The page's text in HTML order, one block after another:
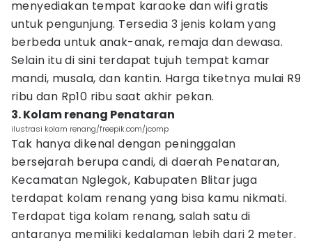
menyediakan tempat karaoke dan wifi gratis
untuk pengunjung. Tersedia 3 jenis kolam yang
berbeda untuk anak-anak, remaja dan dewasa.
Selain itu di sini terdapat tujuh tempat kamar
mandi, musala, dan kantin. Harga tiketnya mulai R9
ribu dan Rp10 ribu saat akhir pekan.
3. Kolam renang Penataran
ilustrasi kolam renang/freepik.com/jcomp
Tak hanya dikenal dengan peninggalan
bersejarah berupa candi, di daerah Penataran,
Kecamatan Nglegok, Kabupaten Blitar juga
terdapat kolam renang yang bisa kamu nikmati.
Terdapat tiga kolam renang, salah satu di
antaranya memiliki kedalaman lebih dari 2 meter.